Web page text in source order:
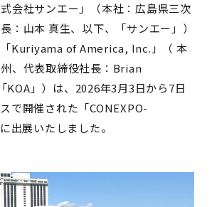
会社サンエー」（本社：広島県三次
：山本 真生、以下、「サンエー」）
「Kuriyama of America, Inc.」（ 本
、代表取締役社長：Brian
」）は、2026年3月3日から7日
で開催された「CONEXPO-
出展いたしました。